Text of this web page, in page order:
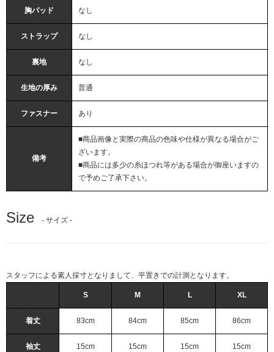
胸パッド なし
ストラップ なし
裏地 なし
生地の厚み 普通
ファスナー あり
備考
■商品画像と実際の商品の色味や仕様が異なる場合がご
ざいます。
■商品には多少の糸ほつれ等がある場合が御座いますの
で予めご了承下さい。
Size - サイズ -
スタッフによる素人採寸となりまして、平置きでの計測となります。
S M L XL
着丈 83cm 84cm 85cm 86cm
袖丈 15cm 15cm 15cm 15cm